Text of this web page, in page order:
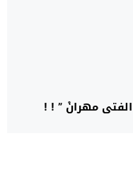
الفتى مهرانْ ” ! !